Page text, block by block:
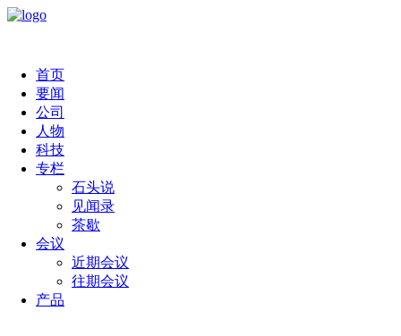
首页
要闻
公司
人物
科技
专栏
石头说
见闻录
茶歇
会议
近期会议
往期会议
产品